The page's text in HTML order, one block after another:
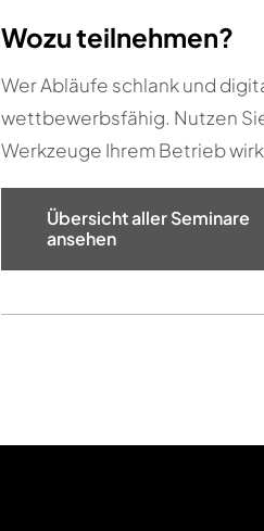
Wozu teilnehmen?
Wer Abläufe schlank und
wettbewerbsfähig. Nutzen
Werkzeuge Ihrem Betrieb
Übersicht aller Seminare
ansehen